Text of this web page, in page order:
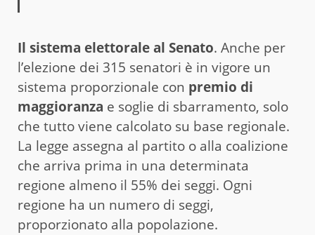
Il sistema elettorale al Senato. Anche per
l’elezione dei 315 senatori è in vigore un
sistema proporzionale con premio di
maggioranza e soglie di sbarramento, solo
che tutto viene calcolato su base regionale.
La legge assegna al partito o alla coalizione
che arriva prima in una determinata
regione almeno il 55% dei seggi. Ogni
regione ha un numero di seggi,
proporzionato alla popolazione.